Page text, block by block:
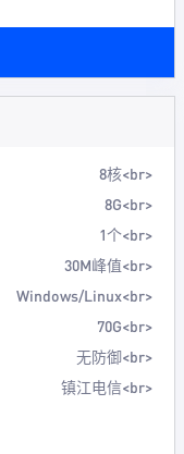
8核<br>
8G<br>
1个<br>
30M峰值<br>
Windows/Linux<br>
70G<br>
无防御<br>
镇江电信<br>